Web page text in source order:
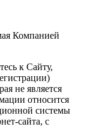
Компанией
к Сайту,
не является
относится
системы
сайта, с